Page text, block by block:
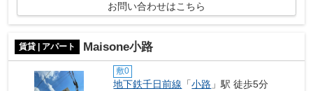
お問い合わせはこちら
賃貸 | アパート Maisone小路
敷0
地下鉄千日前線 「小路 」駅 徒歩5分